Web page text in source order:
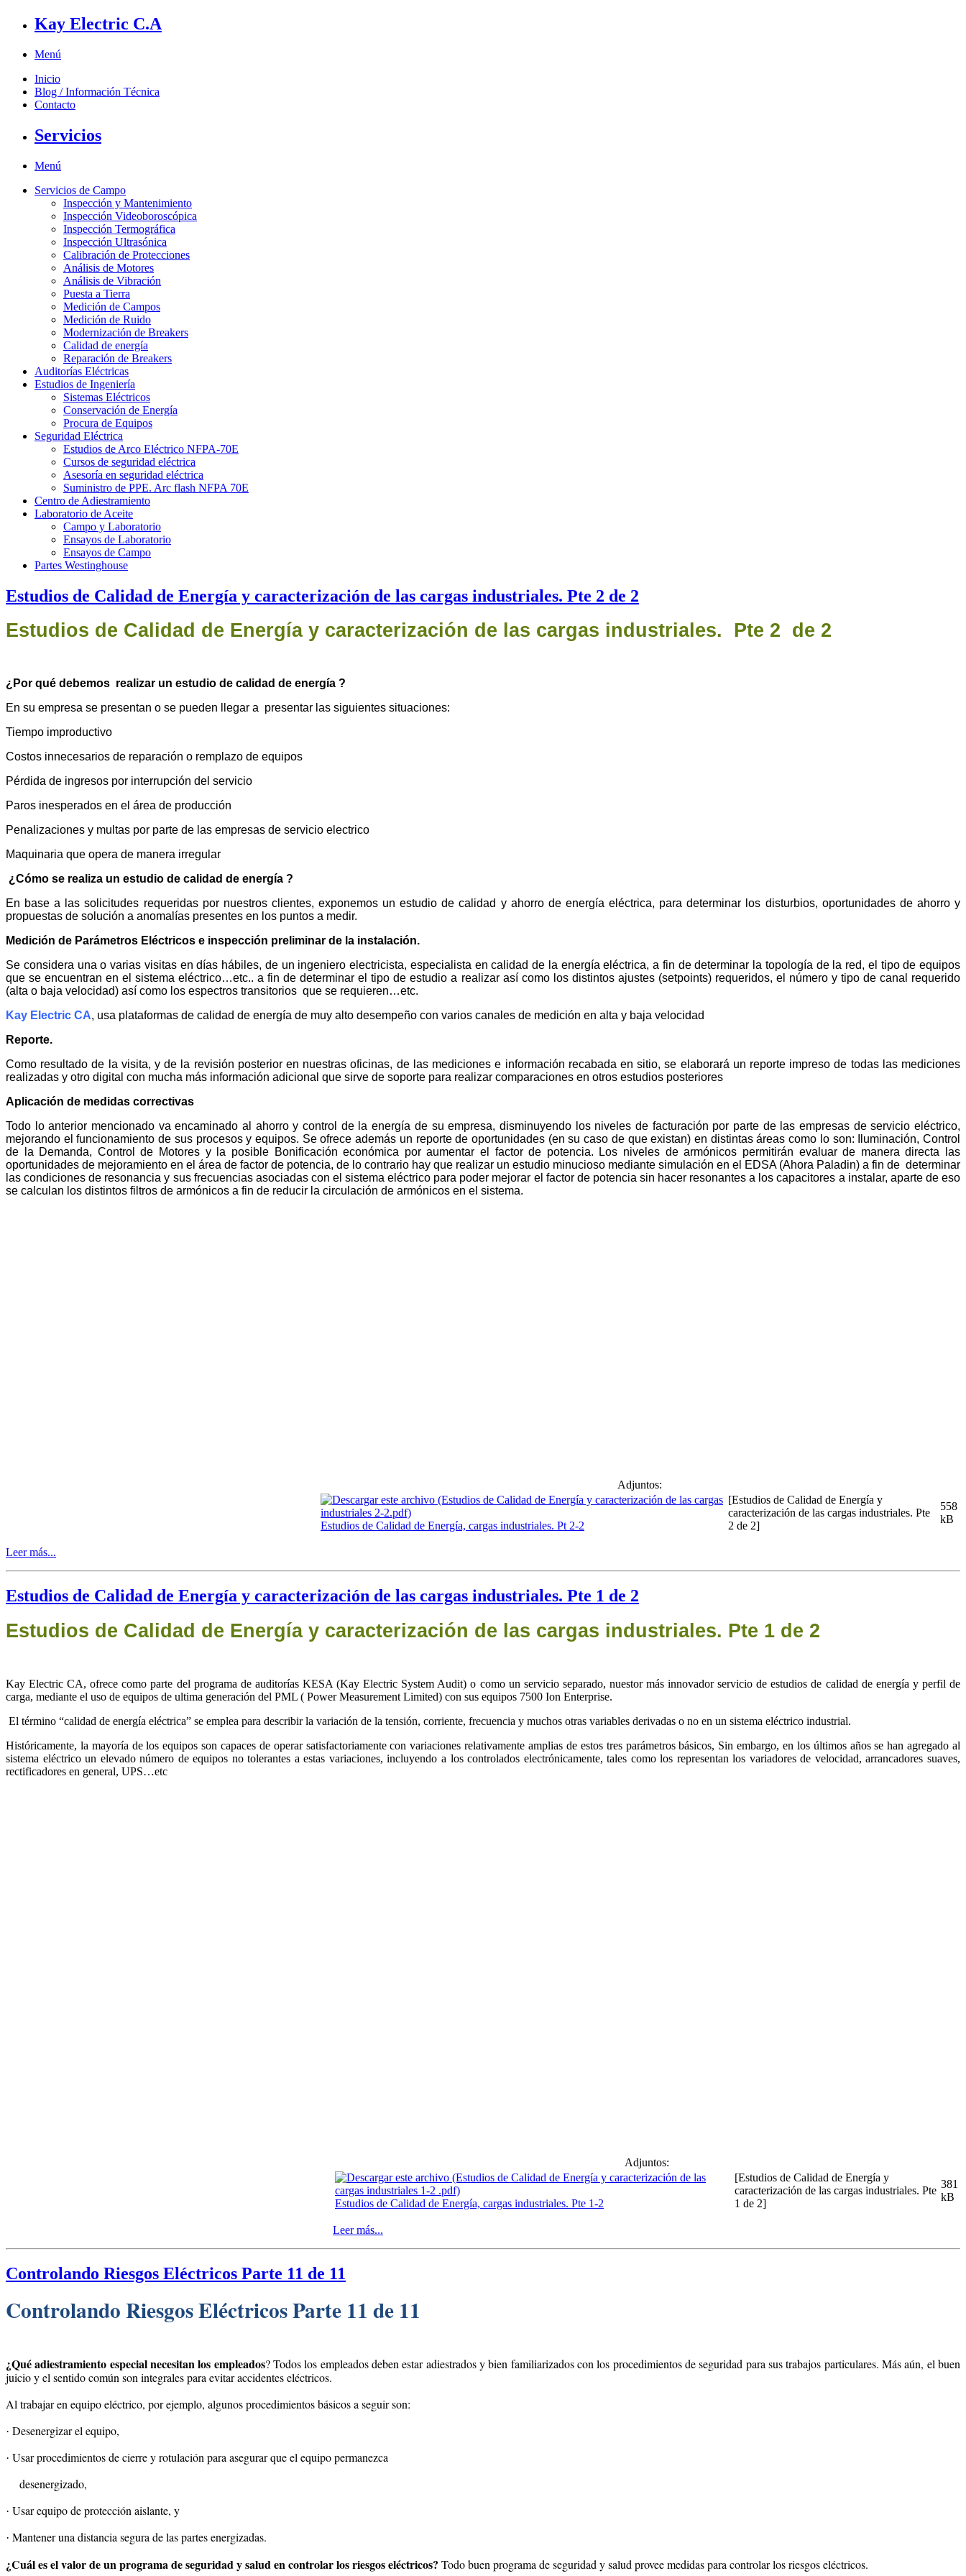
Kay Electric C.A
Menú
Inicio
Blog / Información Técnica
Contacto
Servicios
Menú
Servicios de Campo
Inspección y Mantenimiento
Inspección Videoboroscópica
Inspección Termográfica
Inspección Ultrasónica
Calibración de Protecciones
Análisis de Motores
Análisis de Vibración
Puesta a Tierra
Medición de Campos
Medición de Ruido
Modernización de Breakers
Calidad de energía
Reparación de Breakers
Auditorías Eléctricas
Estudios de Ingeniería
Sistemas Eléctricos
Conservación de Energía
Procura de Equipos
Seguridad Eléctrica
Estudios de Arco Eléctrico NFPA-70E
Cursos de seguridad eléctrica
Asesoría en seguridad eléctrica
Suministro de PPE. Arc flash NFPA 70E
Centro de Adiestramiento
Laboratorio de Aceite
Campo y Laboratorio
Ensayos de Laboratorio
Ensayos de Campo
Partes Westinghouse
Estudios de Calidad de Energía y caracterización de las cargas industriales. Pte 2 de 2
Estudios de Calidad de Energía y caracterización de las cargas industriales. Pte 2 de 2
¿Por qué debemos realizar un estudio de calidad de energía ?
En su empresa se presentan o se pueden llegar a presentar las siguientes situaciones:
Tiempo improductivo
Costos innecesarios de reparación o remplazo de equipos
Pérdida de ingresos por interrupción del servicio
Paros inesperados en el área de producción
Penalizaciones y multas por parte de las empresas de servicio electrico
Maquinaria que opera de manera irregular
¿Cómo se realiza un estudio de calidad de energía ?
En base a las solicitudes requeridas por nuestros clientes, exponemos un estudio de calidad y ahorro de energía eléctrica, para determinar los disturbios, oportunidades de ahorro y
propuestas de solución a anomalías presentes en los puntos a medir.
Medición de Parámetros Eléctricos e inspección preliminar de la instalación.
Se considera una o varias visitas en días hábiles, de un ingeniero electricista, especialista en calidad de la energía eléctrica, a fin de determinar la topología de la red, el tipo de equipos
que se encuentran en el sistema eléctrico…etc.. a fin de determinar el tipo de estudio a realizar así como los distintos ajustes (setpoints) requeridos, el número y tipo de canal requerido
(alta o baja velocidad) así como los espectros transitorios que se requieren…etc.
Kay Electric CA, usa plataformas de calidad de energía de muy alto desempeño con varios canales de medición en alta y baja velocidad
Reporte.
Como resultado de la visita, y de la revisión posterior en nuestras oficinas, de las mediciones e información recabada en sitio, se elaborará un reporte impreso de todas las mediciones
realizadas y otro digital con mucha más información adicional que sirve de soporte para realizar comparaciones en otros estudios posteriores
Aplicación de medidas correctivas
Todo lo anterior mencionado va encaminado al ahorro y control de la energía de su empresa, disminuyendo los niveles de facturación por parte de las empresas de servicio eléctrico,
mejorando el funcionamiento de sus procesos y equipos. Se ofrece además un reporte de oportunidades (en su caso de que existan) en distintas áreas como lo son: Iluminación, Control
de la Demanda, Control de Motores y la posible Bonificación económica por aumentar el factor de potencia. Los niveles de armónicos permitirán evaluar de manera directa las
oportunidades de mejoramiento en el área de factor de potencia, de lo contrario hay que realizar un estudio minucioso mediante simulación en el EDSA (Ahora Paladin) a fin de determinar
las condiciones de resonancia y sus frecuencias asociadas con el sistema eléctrico para poder mejorar el factor de potencia sin hacer resonantes a los capacitores a instalar, aparte de eso
se calculan los distintos filtros de armónicos a fin de reducir la circulación de armónicos en el sistema.
Adjuntos:
Estudios de Calidad de Energía, cargas industriales. Pt 2-2
[Estudios de Calidad de Energía y
caracterización de las cargas industriales. Pte
2 de 2]
558
kB
Leer más...
Estudios de Calidad de Energía y caracterización de las cargas industriales. Pte 1 de 2
Estudios de Calidad de Energía y caracterización de las cargas industriales. Pte 1 de 2
Kay Electric CA, ofrece como parte del programa de auditorías KESA (Kay Electric System Audit) o como un servicio separado, nuestor más innovador servicio de estudios de calidad de energía y perfil de
carga, mediante el uso de equipos de ultima generación del PML ( Power Measurement Limited) con sus equipos 7500 Ion Enterprise.
El término “calidad de energía eléctrica” se emplea para describir la variación de la tensión, corriente, frecuencia y muchos otras variables derivadas o no en un sistema eléctrico industrial.
Históricamente, la mayoría de los equipos son capaces de operar satisfactoriamente con variaciones relativamente amplias de estos tres parámetros básicos, Sin embargo, en los últimos años se han agregado al
sistema eléctrico un elevado número de equipos no tolerantes a estas variaciones, incluyendo a los controlados electrónicamente, tales como los representan los variadores de velocidad, arrancadores suaves,
rectificadores en general, UPS…etc
Adjuntos:
Estudios de Calidad de Energía, cargas industriales. Pte 1-2
[Estudios de Calidad de Energía y
caracterización de las cargas industriales. Pte
1 de 2]
381
kB
Leer más...
Controlando Riesgos Eléctricos Parte 11 de 11
Controlando Riesgos Eléctricos Parte 11 de 11
¿Qué adiestramiento especial necesitan los empleados? Todos los empleados deben estar adiestrados y bien familiarizados con los procedimientos de seguridad para sus trabajos particulares. Más aún, el buen
juicio y el sentido común son integrales para evitar accidentes eléctricos.
Al trabajar en equipo eléctrico, por ejemplo, algunos procedimientos básicos a seguir son:
· Desenergizar el equipo,
· Usar procedimientos de cierre y rotulación para asegurar que el equipo permanezca
desenergizado,
· Usar equipo de protección aislante, y
· Mantener una distancia segura de las partes energizadas.
¿Cuál es el valor de un programa de seguridad y salud en controlar los riesgos eléctricos? Todo buen programa de seguridad y salud provee medidas para controlar los riesgos eléctricos.